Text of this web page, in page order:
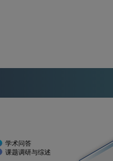
学术问答
课题调研与综述